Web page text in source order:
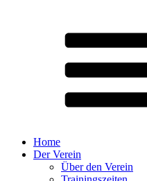
Home
Der Verein
Über den Verein